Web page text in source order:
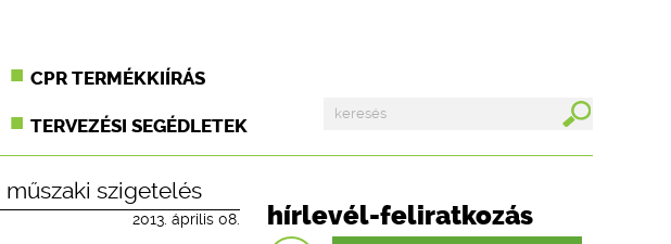
CPR TERMÉKKIÍRÁS
TERVEZÉSI SEGÉDLETEK
műszaki szigetelés
2013. április 08. hírlevél-feliratkozás